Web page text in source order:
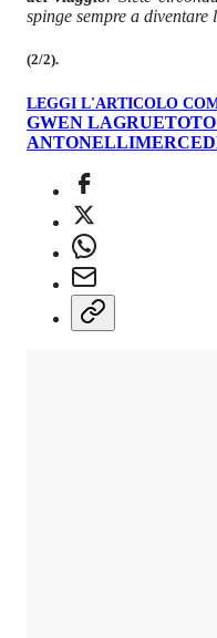
spinge sempre a
(2/2).
LEGGI L'ARTICOLO
GWEN LAGRUE
ANTONELLI